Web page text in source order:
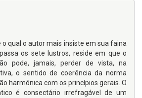
qual o autor mais insiste em sua faina
os sete lustros, reside em que o
pode, jamais, perder de vista, na
o sentido de coerência da norma
harmônica com os princípios gerais. O
é consectário irrefragável de um